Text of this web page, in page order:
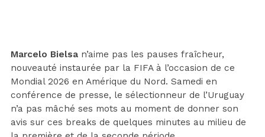
Marcelo Bielsa n’aime pas les pauses fraîcheur,
nouveauté instaurée par la FIFA à l’occasion de ce
Mondial 2026 en Amérique du Nord. Samedi en
conférence de presse, le sélectionneur de l’Uruguay
n’a pas mâché ses mots au moment de donner son
avis sur ces breaks de quelques minutes au milieu de